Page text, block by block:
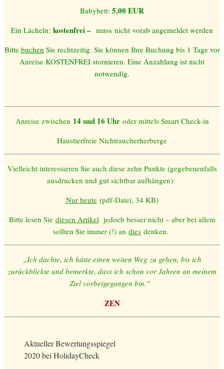
Babybett: 5,00 EUR
Ein Lächeln: kostenfrei – muss nicht vorab angemeldet werden
Bitte buchen Sie rechtzeitig. Sie können Ihre Buchung bis 1 Tage vor
Anreise KOSTENFREI stornieren. Eine Anzahlung ist nicht
notwendig.
Anreise zwischen 14 und 16 Uhroder mittels Smart Check-in
Haustierfreie Nichtraucherherberge
Vielleicht interessieren Sie auch diese zehn Punkte (gegebenenfalls
ausdrucken und gut sichtbar aufhängen):
Nur heute(pdf-Datei, 34 KB)
Bitte lesen Sie diesen Artikel jedoch besser nicht – aber bei allem
sollten Sie immer (!) an dies denken.
„Ich dachte, ich hätte einen weiten Weg zu gehen, bis ich
zurückblickte und bemerkte, dass ich schon vor Jahren an meinem
Ziel vorbeigegangen bin."
ZEN
Aktueller Bewertungsspiegel
2020 bei HolidayCheck